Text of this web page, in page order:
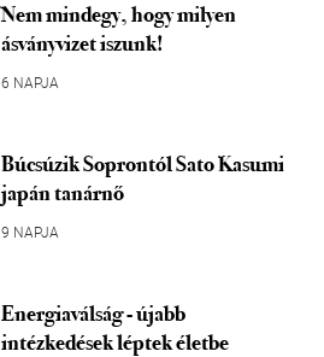
Nem mindegy, hogy milyen
ásványvizet iszunk!
6 NAPJA
Búcsúzik Soprontól Sato Kasumi
japán tanárnő
9 NAPJA
Energiaválság - újabb
intézkedések léptek életbe